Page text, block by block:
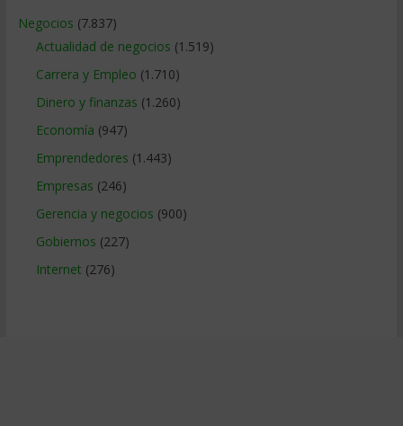
Negocios (7.837)
Actualidad de negocios (1.519)
Carrera y Empleo (1.710)
Dinero y finanzas (1.260)
Economía (947)
Emprendedores (1.443)
Empresas (246)
Gerencia y negocios (900)
Gobiernos (227)
Internet (276)